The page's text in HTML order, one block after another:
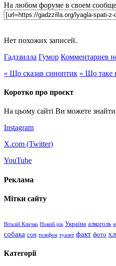
На любом форуме в своем
Нет похожих записей.
Гадззилла Гумор Комментариев
« Що сказав синоптик » Що таке
Коротко про проєкт
На цьому сайті Ви можете
Instagram
X.com (Twitter)
YouTube
Реклама
Мітки сайту
Віталій Кличко Новий рік Україна алкоголь
собака сон телефон туалет факт фото
Категорії